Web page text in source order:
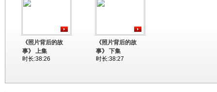
《照片背后的故
事》 上集
时长:38:26
《照片背后的故
事》 下集
时长:38:27